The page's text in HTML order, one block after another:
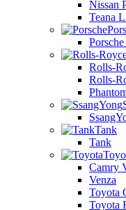
Nissan
Teana
Rolls-
Rolls-
Tank
Tank
Camry
Venza
Toyota
Toyota